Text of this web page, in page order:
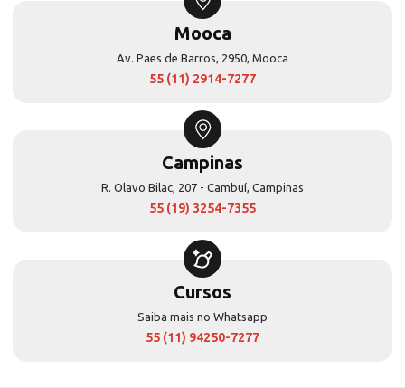
Mooca
Av. Paes de Barros, 2950, Mooca
55 (11) 2914-7277
Campinas
R. Olavo Bilac, 207 - Cambuí, Campinas
55 (19) 3254-7355
Cursos
Saiba mais no Whatsapp
55 (11) 94250-7277